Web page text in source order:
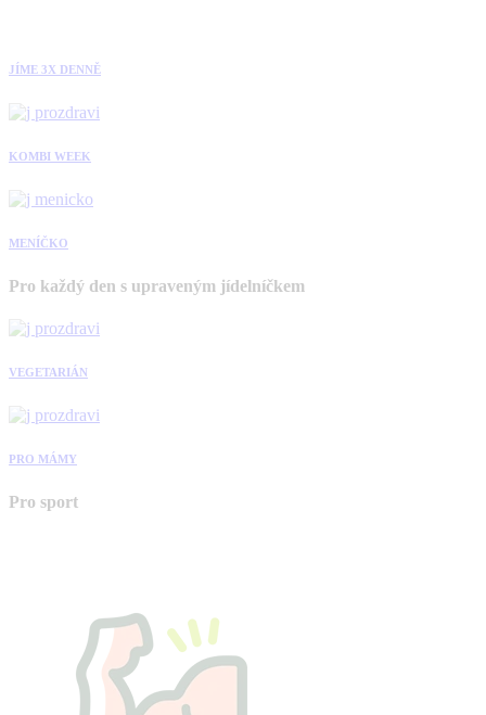
JÍME 3X DENNĚ
KOMBI WEEK
MENÍČKO
Pro každý den s upraveným jídelníčkem
VEGETARIÁN
PRO MÁMY
Pro sport